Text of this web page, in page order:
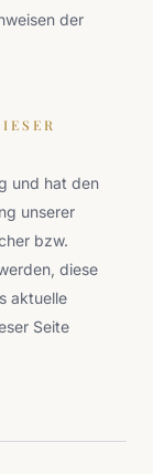
der
und hat den
unserer
bzw.
diese
aktuelle
Seite